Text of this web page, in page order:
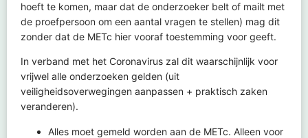
hoeft te komen, maar dat de onderzoeker belt of mailt met
de proefpersoon om een aantal vragen te stellen) mag dit
zonder dat de METc hier vooraf toestemming voor geeft.
In verband met het Coronavirus zal dit waarschijnlijk voor
vrijwel alle onderzoeken gelden (uit
veiligheidsoverwegingen aanpassen + praktisch zaken
veranderen).
Alles moet gemeld worden aan de METc. Alleen voor